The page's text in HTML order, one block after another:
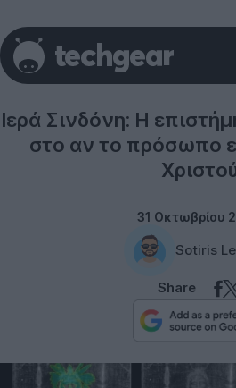
Ιερά Σινδόνη: Η
στο αν το πρόσωπο
31 Οκτωβρίου
Sotiris
Share